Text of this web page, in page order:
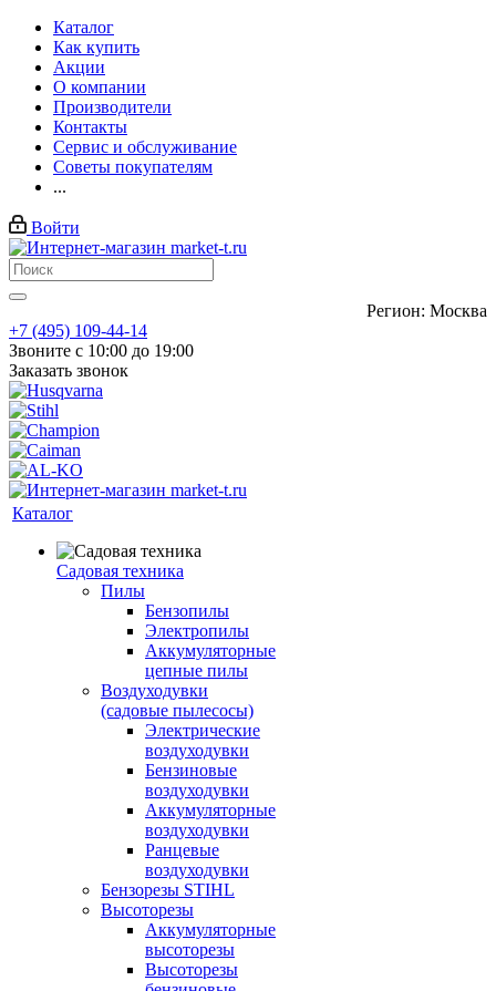
Каталог
Как купить
Акции
О компании
Производители
Контакты
Сервис и обслуживание
Советы покупателям
...
Войти
Регион: Москва
+7 (495) 109-44-14
Звоните с 10:00 до 19:00
Заказать звонок
Каталог
Садовая техника
Пилы
Бензопилы
Электропилы
Аккумуляторные
цепные пилы
Воздуходувки
(садовые пылесосы)
Электрические
воздуходувки
Бензиновые
воздуходувки
Аккумуляторные
воздуходувки
Ранцевые
воздуходувки
Бензорезы STIHL
Высоторезы
Аккумуляторные
высоторезы
Высоторезы